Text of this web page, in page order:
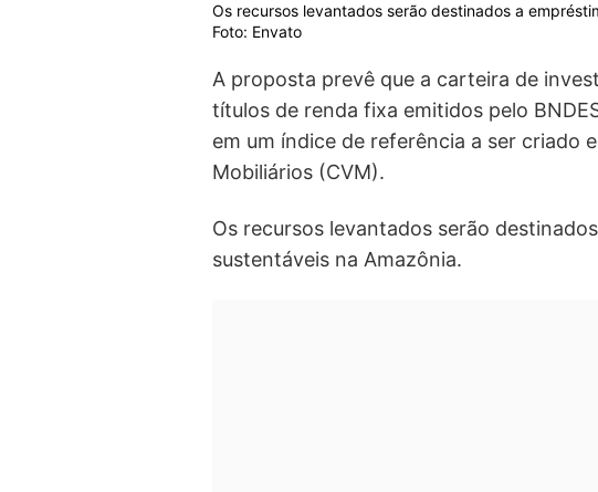
Os recursos levantados serão destinados a
Foto: Envato
A proposta prevê que a carteira de
títulos de renda fixa emitidos pelo
em um índice de referência a ser criado
Mobiliários (CVM).
Os recursos levantados serão
sustentáveis na Amazônia.